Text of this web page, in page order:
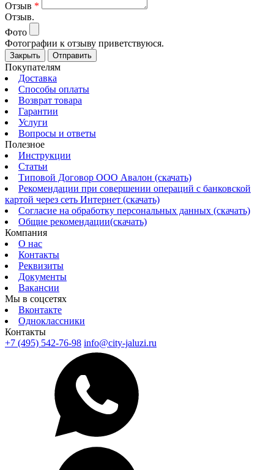
Отзыв *
Отзыв.
Фото
Фотографии к отзыву приветствуюся.
Закрыть Отправить
Покупателям
Доставка
Способы оплаты
Возврат товара
Гарантии
Услуги
Вопросы и ответы
Полезное
Инструкции
Статьи
Типовой Договор ООО Авалон (скачать)
Рекомендации при совершении операций с банковской
картой через сеть Интернет (скачать)
Согласие на обработку персональных данных (скачать)
Общие рекомендации(скачать)
Компания
О нас
Контакты
Реквизиты
Документы
Вакансии
Мы в соцсетях
Вконтакте
Одноклассники
Контакты
+7 (495) 542-76-98 info@city-jaluzi.ru